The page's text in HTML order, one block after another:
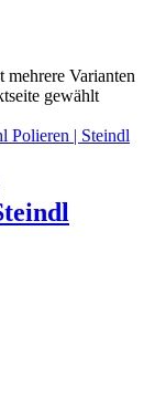
mehrere Varianten
gewählt